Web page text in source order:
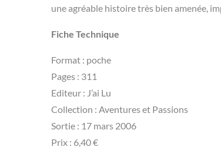
une agréable histoire très bien amenée,
Fiche Technique
Format : poche
Pages : 311
Editeur : J’ai Lu
Collection : Aventures et Passions
Sortie : 17 mars 2006
Prix : 6,40 €